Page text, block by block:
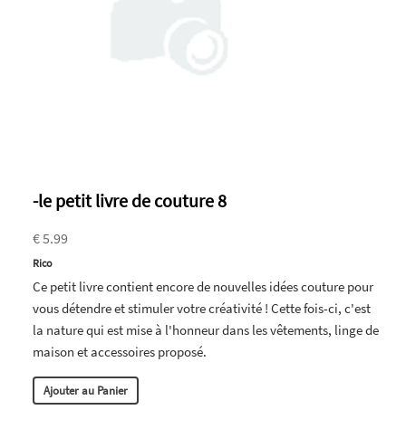
-le petit livre de couture 8
€ 5.99
Rico
Ce petit livre contient encore de nouvelles idées couture pour
vous détendre et stimuler votre créativité ! Cette fois-ci, c'est
la nature qui est mise à l'honneur dans les vêtements, linge de
maison et accessoires proposé.
Ajouter au Panier